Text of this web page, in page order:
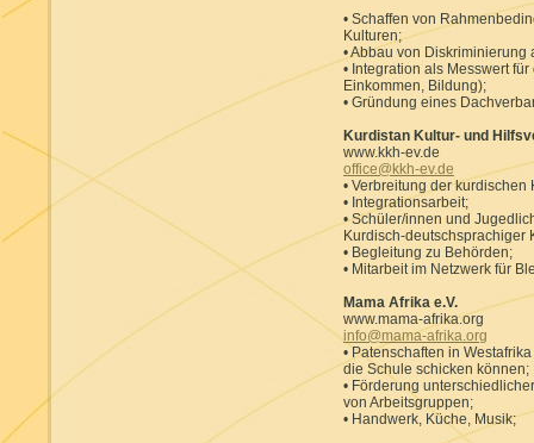
• Schaffen von
Kulturen;
• Abbau von
• Integration als Messwert
Einkommen, Bildung);
• Gründung eines
Kurdistan Kultur- und
www.kkh-ev.de
office@kkh-ev.de
• Verbreitung der kurdischen
• Integrationsarbeit;
• Schüler/innen und
Kurdisch-deutschsprachiger
• Begleitung zu Behörden;
• Mitarbeit im Netzwerk für
Mama Afrika e.V.
www.mama-afrika.org
info@mama-afrika.org
• Patenschaften in
die Schule schicken können;
• Förderung
von Arbeitsgruppen;
• Handwerk, Küche, Musik;